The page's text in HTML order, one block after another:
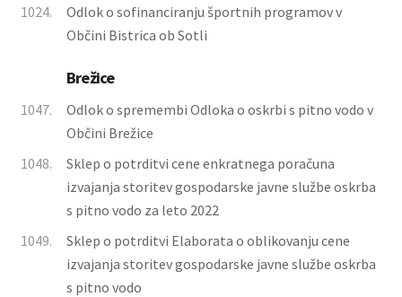
1024.
Odlok o sofinanciranju športnih programov v
Občini Bistrica ob Sotli
Brežice
1047.
Odlok o spremembi Odloka o oskrbi s pitno vodo v
Občini Brežice
1048.
Sklep o potrditvi cene enkratnega poračuna
izvajanja storitev gospodarske javne službe oskrba
s pitno vodo za leto 2022
1049.
Sklep o potrditvi Elaborata o oblikovanju cene
izvajanja storitev gospodarske javne službe oskrba
s pitno vodo